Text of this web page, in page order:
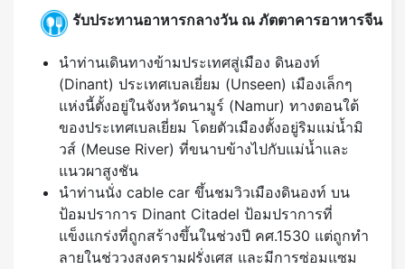
รับประทานอาหารกลางวัน ณ ภัตตาคารอาหารจีน
นำท่านเดินทางข้ามประเทศสู่เมือง ดินองท์
(Dinant) ประเทศเบลเยี่ยม (Unseen) เมืองเล็กๆ
แห่งนี้ตั้งอยู่ในจังหวัดนามูร์ (Namur) ทางตอนใต้
ของประเทศเบลเยี่ยม โดยตัวเมืองตั้งอยู่ริมแม่น้ำมิ
วส์ (Meuse River) ที่ขนาบข้างไปกับแม่น้ำและ
แนวผาสูงชัน
นำท่านนั่ง cable car ขึ้นชมวิวเมืองดินองท์ บน
ป้อมปราการ Dinant Citadel ป้อมปราการที่
แข็งแกร่งที่ถูกสร้างขึ้นในช่วงปี คศ.1530 แต่ถูกทำ
ลายในช่ววงสงครามฝรั่งเศส และมีการซ่อมแซม